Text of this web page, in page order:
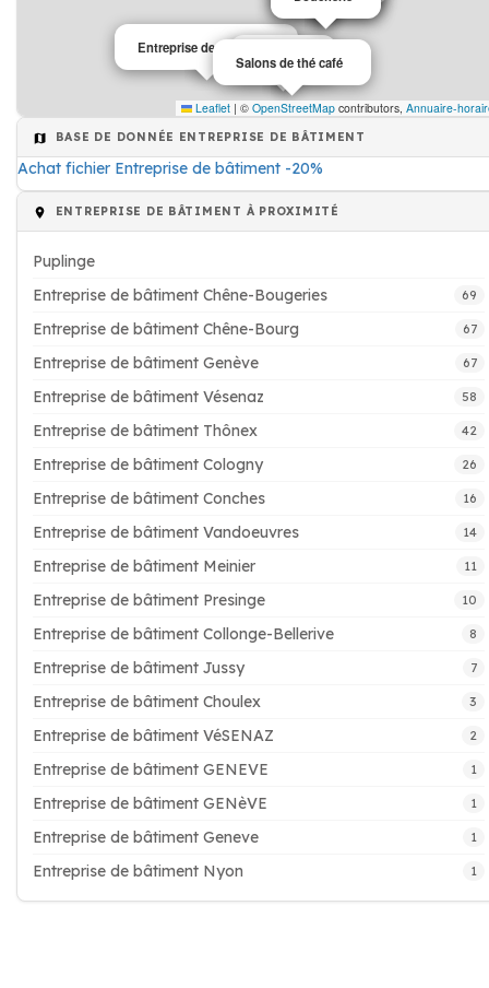
Entreprise de bâtiment
Café
Salons de thé café
Leaflet | © OpenStreetMap contributors, Annuaire-
BASE DE DONNÉE ENTREPRISE DE BÂTIMENT
Achat fichier Entreprise de bâtiment -20%
ENTREPRISE DE BÂTIMENT À PROXIMITÉ
Puplinge
Entreprise de bâtiment Chêne-Bougeries
69
Entreprise de bâtiment Chêne-Bourg 67
Entreprise de bâtiment Genève 67
Entreprise de bâtiment Vésenaz 58
Entreprise de bâtiment Thônex 42
Entreprise de bâtiment Cologny 26
Entreprise de bâtiment Conches 16
Entreprise de bâtiment Vandoeuvres 14
Entreprise de bâtiment Meinier 11
Entreprise de bâtiment Presinge 10
Entreprise de bâtiment Collonge-Bellerive 8
Entreprise de bâtiment Jussy 7
Entreprise de bâtiment Choulex 3
Entreprise de bâtiment VéSENAZ 2
Entreprise de bâtiment GENEVE 1
Entreprise de bâtiment GENèVE 1
Entreprise de bâtiment Geneve 1
Entreprise de bâtiment Nyon 1